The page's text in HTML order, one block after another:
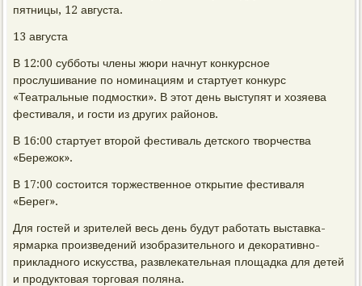
пятницы, 12 августа.
13 августа
В 12:00 субботы члены жюри начнут конкурсное
прослушивание по номинациям и стартует конкурс
«Театральные подмостки». В этот день выступят и хозяева
фестиваля, и гости из других районов.
В 16:00 стартует второй фестиваль детского творчества
«Бережок».
В 17:00 состоится торжественное открытие фестиваля
«Берег».
Для гостей и зрителей весь день будут работать выставка-
ярмарка произведений изобразительного и декоративно-
прикладного искусства, развлекательная площадка для детей
и продуктовая торговая поляна.